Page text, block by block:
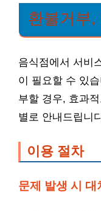
환불거부,
음식점에서 서비
이 필요할 수 있
부할 경우, 효과
별로 안내드립니
이용 절차
문제 발생 시 대